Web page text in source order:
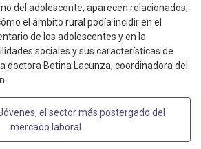
del adolescente, aparecen relacionados,
el ámbito rural podía incidir en el
de los adolescentes y en la
sociales y sus características de
doctora Betina Lacunza, coordinadora del
el sector más postergado del
mercado laboral